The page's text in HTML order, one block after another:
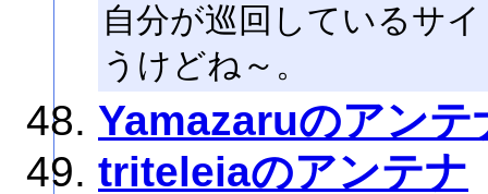
自分が巡回しているサ
うけどね～。
Yamazaruのアンテ
triteleiaのアンテナ